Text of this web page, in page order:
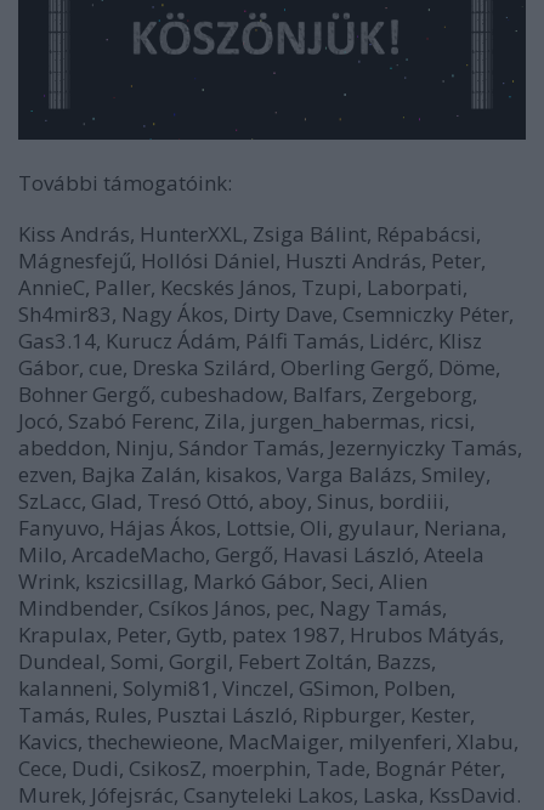
További támogatóink:
Kiss András, HunterXXL, Zsiga Bálint, Répabácsi,
Mágnesfejű, Hollósi Dániel, Huszti András, Peter,
AnnieC, Paller, Kecskés János, Tzupi, Laborpati,
Sh4mir83, Nagy Ákos, Dirty Dave, Csemniczky Péter,
Gas3.14, Kurucz Ádám, Pálfi Tamás, Lidérc, Klisz
Gábor, cue, Dreska Szilárd, Oberling Gergő, Döme,
Bohner Gergő, cubeshadow, Balfars, Zergeborg,
Jocó, Szabó Ferenc, Zila, jurgen_habermas, ricsi,
abeddon, Ninju, Sándor Tamás, Jezernyiczky Tamás,
ezven, Bajka Zalán, kisakos, Varga Balázs, Smiley,
SzLacc, Glad, Tresó Ottó, aboy, Sinus, bordiii,
Fanyuvo, Hájas Ákos, Lottsie, Oli, gyulaur, Neriana,
Milo, ArcadeMacho, Gergő, Havasi László, Ateela
Wrink, kszicsillag, Markó Gábor, Seci, Alien
Mindbender, Csíkos János, pec, Nagy Tamás,
Krapulax, Peter, Gytb, patex 1987, Hrubos Mátyás,
Dundeal, Somi, Gorgil, Febert Zoltán, Bazzs,
kalanneni, Solymi81, VinczeI, GSimon, Polben,
Tamás, Rules, Pusztai László, Ripburger, Kester,
Kavics, thechewieone, MacMaiger, milyenferi, Xlabu,
Cece, Dudi, CsikosZ, moerphin, Tade, Bognár Péter,
Murek, Jófejsrác, Csanyteleki Lakos, Laska, KssDavid.